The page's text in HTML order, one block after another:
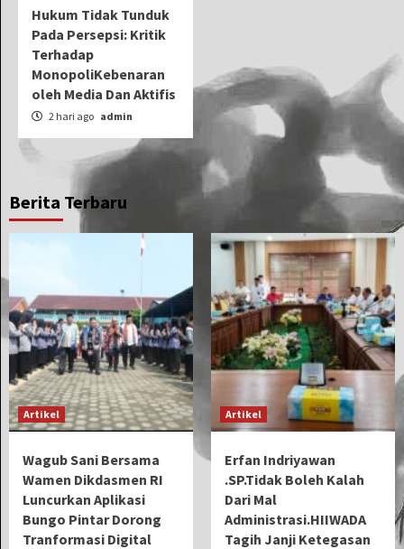
Hukum Tidak Tunduk
Pada Persepsi: Kritik
Terhadap
MonopoliKebenaran
oleh Media Dan Aktifis
2 hari ago admin
Berita Terbaru
Artikel
Wagub Sani Bersama
Wamen Dikdasmen RI
Luncurkan Aplikasi
Bungo Pintar Dorong
Tranformasi Digital
Artikel
Erfan Indriyawan
.SP.Tidak Boleh Kalah
Dari Mal
Administrasi.HIIWADA
Tagih Janji Ketegasan